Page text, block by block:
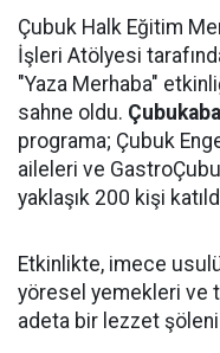
Çubuk Halk Eğitim
İşleri Atölyesi
"Yaza Merhaba"
sahne oldu.
programa; Çubuk
aileleri ve
yaklaşık 200 kişi
Etkinlikte, imece
yöresel yemekleri ve
adeta bir lezzet şöleni